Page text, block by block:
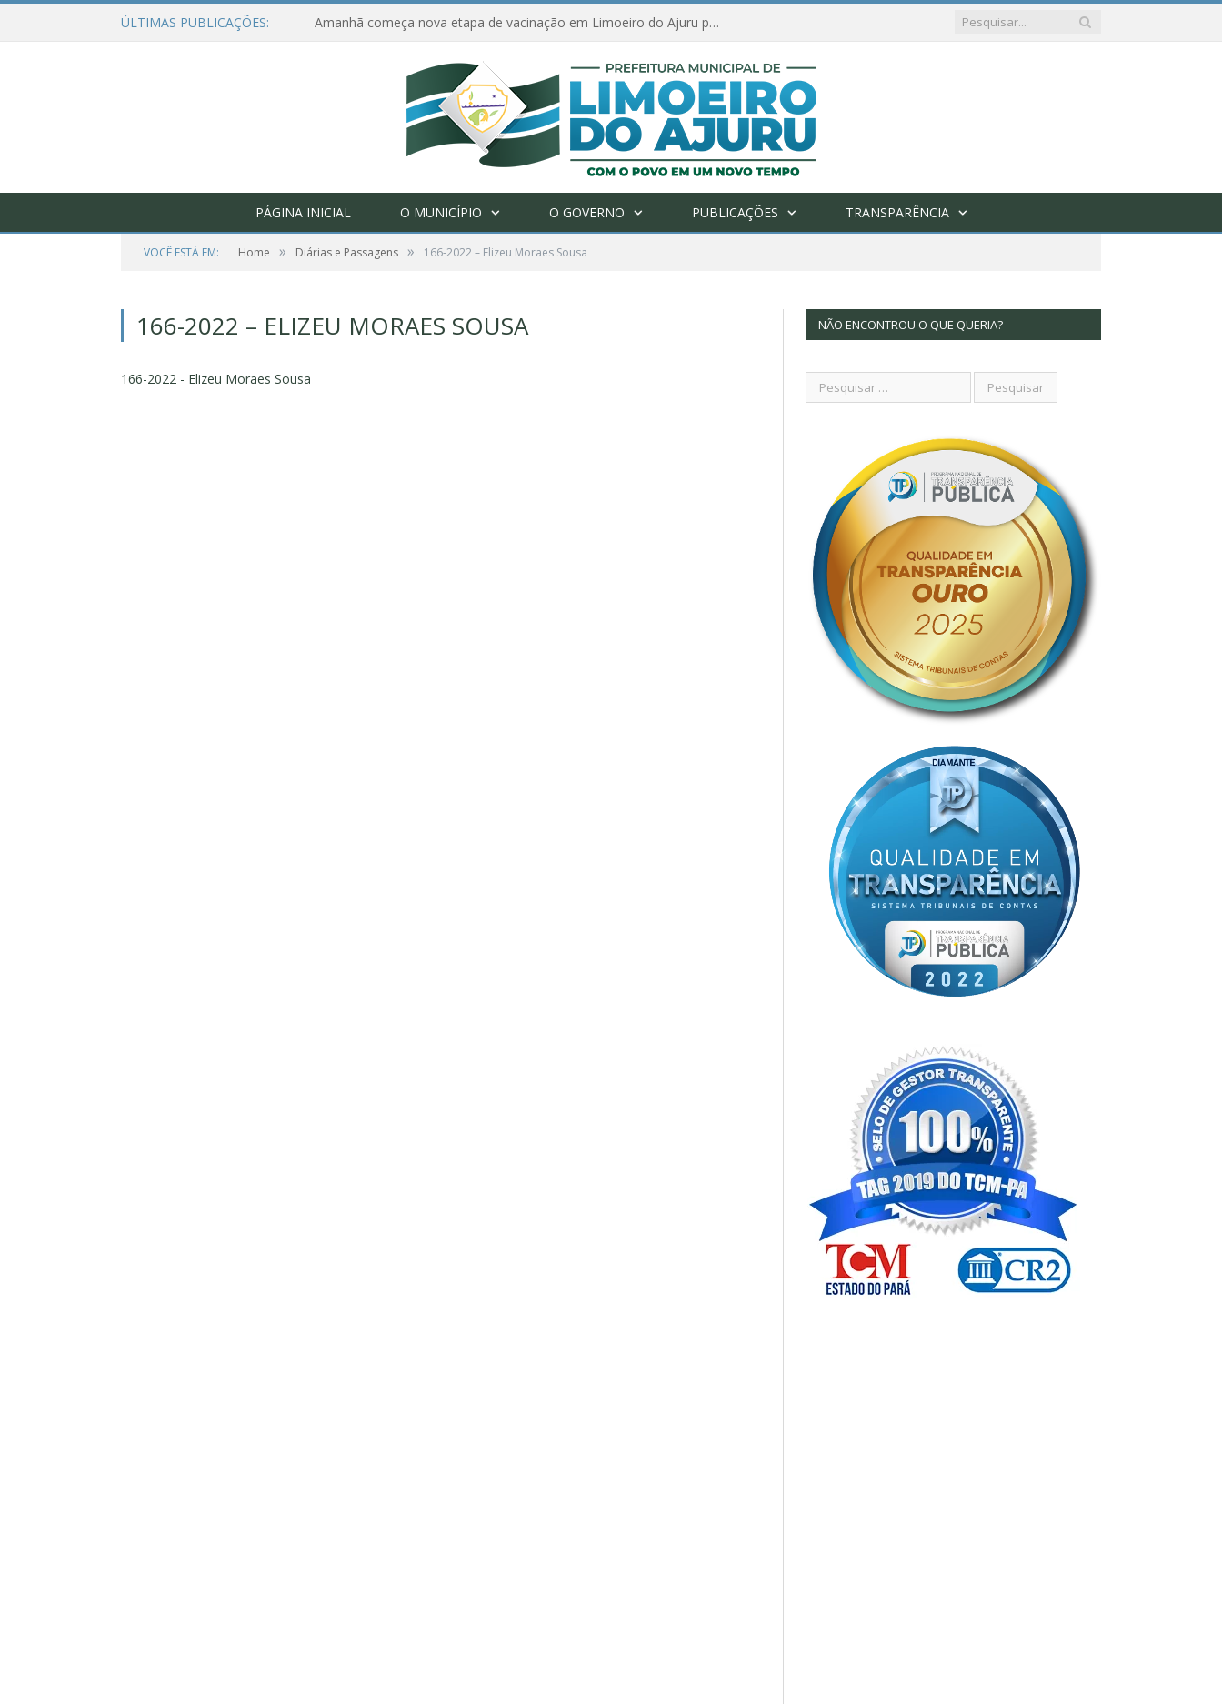
ÚLTIMAS PUBLICAÇÕES: Amanhã começa nova etapa de vacinação em Limoeiro do Ajuru para idosos com 65 ou mais
PÁGINA INICIAL O MUNICÍPIO O GOVERNO PUBLICAÇÕES TRANSPARÊNCIA
VOCÊ ESTÁ EM: Home » Diárias e Passagens » 166-2022 – Elizeu Moraes Sousa
166-2022 – ELIZEU MORAES SOUSA
166-2022 - Elizeu Moraes Sousa
NÃO ENCONTROU O QUE QUERIA?